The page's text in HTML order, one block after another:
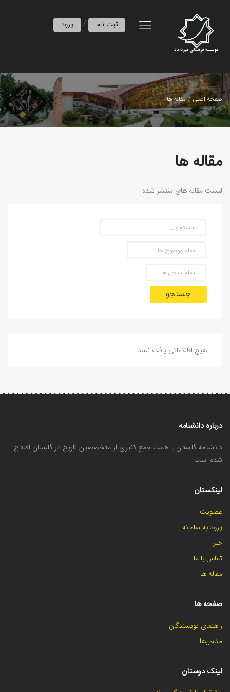
ورود / ثبت نام
صفحه اصلی مقاله ها
مقاله ها
لیست مقاله های منتشر شده
جستجو
هیچ اطلاعاتی یافت نشد
درباره دانشنامه
دانشنامه گلستان با همت جمع کثیری از متخصصین تاریخ در گلستان افتتاح
شده است
لینکستان
عضویت
ورود به سامانه
خبر
تماس با ما
مقاله ها
صفحه ها
راهنمای نویسندگان
مدخل‌ها
لینک دوستان